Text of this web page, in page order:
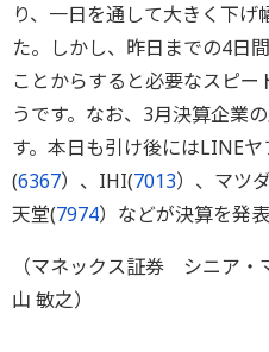
り、一日を通して大きく下
た。しかし、昨日までの4日
ことからすると必要なスピ
うです。なお、3月決算企業
す。本日も引け後にはLINEヤ
(6367）、IHI(7013）、マツ
天堂(7974）などが決算を発
（マネックス証券 シニア
山 敏之）